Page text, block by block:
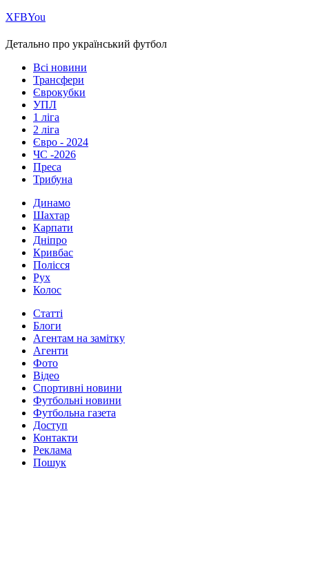
ХFBYou
Детально про український футбол
Всі новини
Трансфери
Єврокубки
УПЛ
1 ліга
2 ліга
Євро - 2024
ЧС -2026
Преса
Трибуна
Динамо
Шахтар
Карпати
Дніпро
Кривбас
Полісся
Рух
Колос
Статті
Блоги
Агентам на замітку
Агенти
Фото
Відео
Спортивні новини
Футбольні новини
Футбольна газета
Доступ
Контакти
Реклама
Пошук